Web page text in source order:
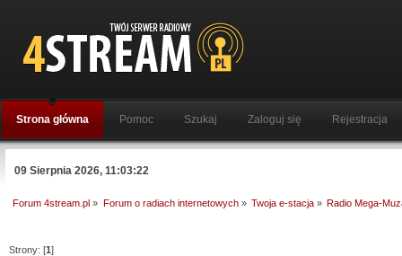
Strona główna Pomoc Szukaj Zaloguj się Rejestracja
09 Sierpnia 2026, 11:03:22
Forum 4stream.pl » Forum o radiach internetowych» Twoja e-stacja» Radio Mega-
Strony: [1]